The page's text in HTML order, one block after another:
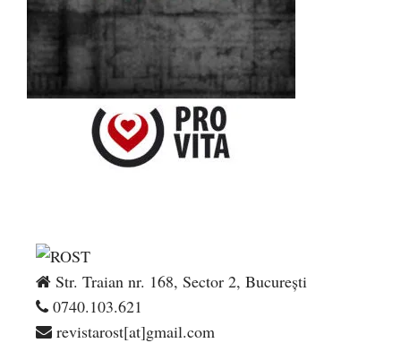
Str. Traian nr. 168, Sector 2, București
0740.103.621
revistarost[at]gmail.com